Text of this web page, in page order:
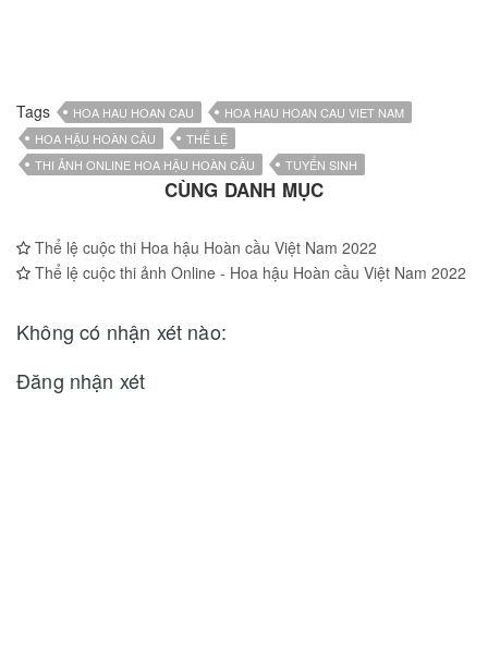
Tags HOA HAU HOAN CAU
HOA HAU HOAN CAU VIET NAM
HOA HẬU HOÀN CẦU
THỂ LỆ
THI ẢNH ONLINE HOA HẬU HOÀN CẦU
TUYỂN SINH
CÙNG DANH MỤC
Thể lệ cuộc thi Hoa hậu Hoàn cầu Việt Nam 2022
Thể lệ cuộc thi ảnh Online - Hoa hậu Hoàn cầu Việt Nam 2022
Không có nhận xét nào:
Đăng nhận xét